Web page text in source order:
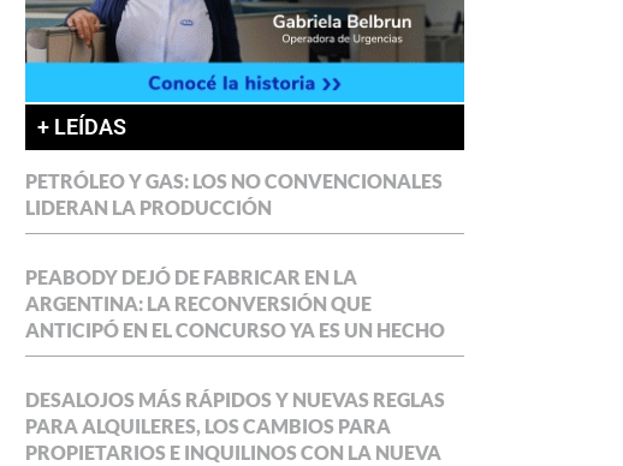
+ LEÍDAS
PETRÓLEO Y GAS: LOS NO CONVENCIONALES
LIDERAN LA PRODUCCIÓN
PEABODY DEJÓ DE FABRICAR EN LA
ARGENTINA: LA RECONVERSIÓN QUE
ANTICIPÓ EN EL CONCURSO YA ES UN HECHO
DESALOJOS MÁS RÁPIDOS Y NUEVAS REGLAS
PARA ALQUILERES, LOS CAMBIOS PARA
PROPIETARIOS E INQUILINOS CON LA NUEVA